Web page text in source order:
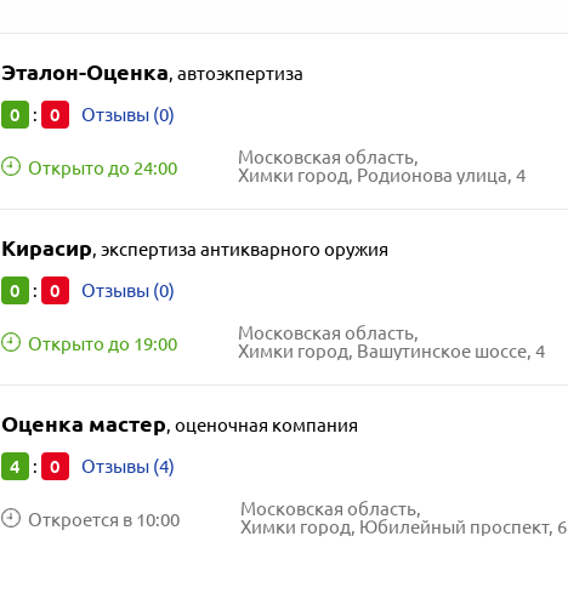
Эталон-Оценка, автоэкпертиза
0 : 0 Отзывы (0)
Открыто до 24:00
Московская область,
Химки город, Родионова улица, 4
Кирасир, экспертиза антикварного оружия
0 : 0 Отзывы (0)
Открыто до 19:00
Московская область,
Химки город, Вашутинское шоссе, 4
Оценка мастер, оценочная компания
4 : 0 Отзывы (4)
Откроется в 10:00
Московская область,
Химки город, Юбилейный проспект, 6